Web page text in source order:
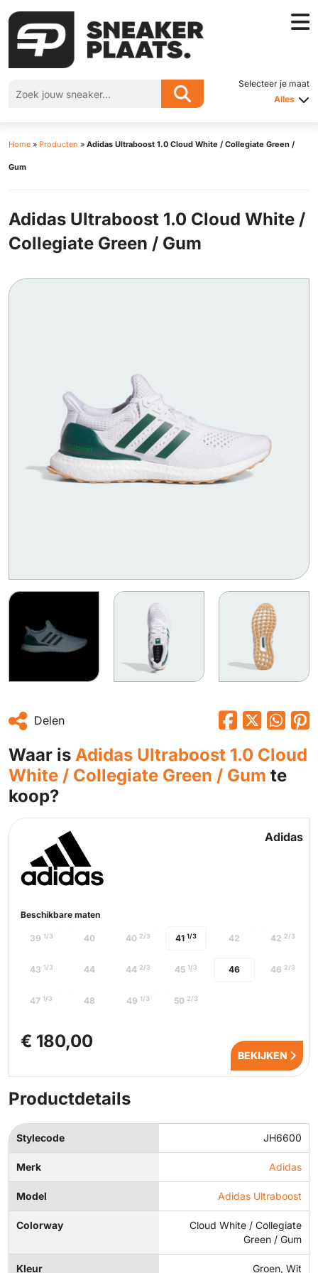
Selecteer je maat
Alles
Home » Producten » Adidas Ultraboost 1.0 Cloud White / Collegiate Green /
Gum
Adidas Ultraboost 1.0 Cloud White /
Collegiate Green / Gum
Delen
Waar is Adidas Ultraboost 1.0 Cloud
White / Collegiate Green / Gum te
koop?
Adidas
Beschikbare maten
41 1/3
46
39 1/3 40 40 2/3 42 42 2/3
43 1/3 44 44 2/3 45 1/3 46 2/3
47 1/3 48 49 1/3 50 2/3
€ 180,00
BEKIJKEN
Productdetails
Stylecode JH6600
Merk Adidas
Model Adidas Ultraboost
Colorway
Cloud White / Collegiate
Green / Gum
Kleur Groen, Wit